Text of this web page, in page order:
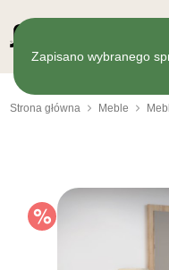
Zapisano wybranego
Strona główna Meble